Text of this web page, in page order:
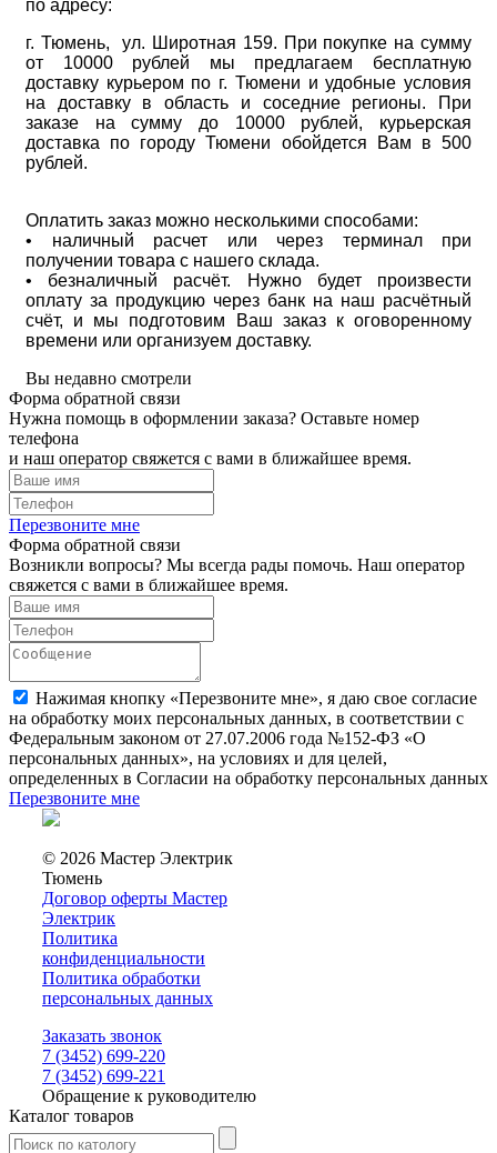
по адресу:
г. Тюмень, ул. Широтная 159. При покупке на сумму
от 10000 рублей мы предлагаем бесплатную
доставку курьером по г. Тюмени и удобные условия
на доставку в область и соседние регионы. При
заказе на сумму до 10000 рублей, курьерская
доставка по городу Тюмени обойдется Вам в 500
рублей.
Оплатить заказ можно несколькими способами:
• наличный расчет или через терминал при
получении товара с нашего склада.
• безналичный расчёт. Нужно будет произвести
оплату за продукцию через банк на наш расчётный
счёт, и мы подготовим Ваш заказ к оговоренному
времени или организуем доставку.
Вы недавно смотрели
Форма обратной связи
Нужна помощь в оформлении заказа? Оставьте номер
телефона
и наш оператор свяжется с вами в ближайшее время.
Перезвоните мне
Форма обратной связи
Возникли вопросы? Мы всегда рады помочь. Наш оператор
свяжется с вами в ближайшее время.
Нажимая кнопку «Перезвоните мне», я даю свое согласие
на обработку моих персональных данных, в соответствии с
Федеральным законом от 27.07.2006 года №152-ФЗ «О
персональных данных», на условиях и для целей,
определенных в Согласии на обработку персональных данных
Перезвоните мне
© 2026 Мастер Электрик
Тюмень
Договор оферты Мастер
Электрик
Политика
конфиденциальности
Политика обработки
персональных данных
Заказать звонок
7 (3452) 699-220
7 (3452) 699-221
Обращение к руководителю
Каталог товаров